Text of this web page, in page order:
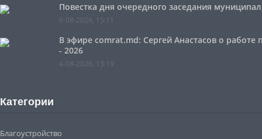
Повестка дня очередного заседания
6-08-2026, 15:11
В эфире comrat.md: Сергей Анастасов о
- 2026
4-08-2026, 13:19
Категории
Благоустройство